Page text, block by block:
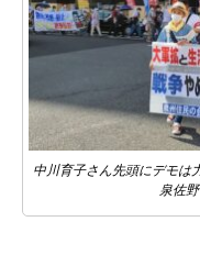
中川育子さん先頭にデモ
泉佐野